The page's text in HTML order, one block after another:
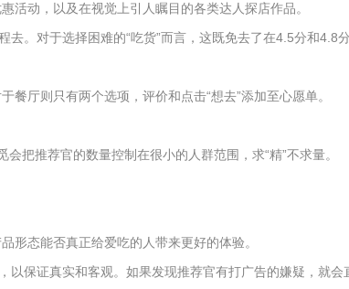
动，以及在视觉上引人瞩目的各类达人探店作品。
。对于选择困难的“吃货”而言，这既免去了在4.5分和4.8
厅则只有两个选项，评价和点击“想去”添加至心愿单。
把推荐官的数量控制在很小的人群范围，求“精”不求量。
形态能否真正给爱吃的人带来更好的体验。
以保证真实和客观。如果发现推荐官有打广告的嫌疑，就会